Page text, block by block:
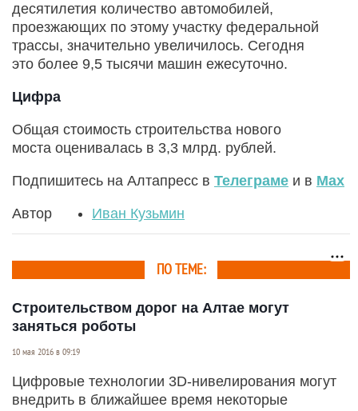
десятилетия количество автомобилей,
проезжающих по этому участку федеральной
трассы, значительно увеличилось. Сегодня
это более 9,5 тысячи машин ежесуточно.
Цифра
Общая стоимость строительства нового
моста оценивалась в 3,3 млрд. рублей.
Подпишитесь на Алтапресс в Телеграме и в Max
Автор Иван Кузьмин
ПО ТЕМЕ:
Строительством дорог на Алтае могут
заняться роботы
10 мая 2016 в 09:19
Цифровые технологии 3D-нивелирования могут
внедрить в ближайшее время некоторые